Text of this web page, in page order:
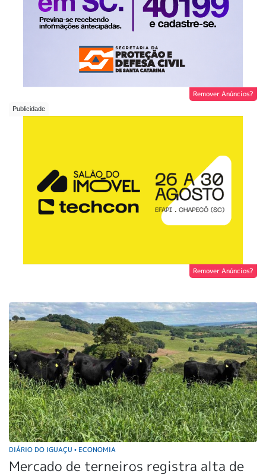
Remover Anúncios?
Remover Anúncios?
DIÁRIO DO IGUAÇU • ECONOMIA
Mercado de terneiros registra alta de